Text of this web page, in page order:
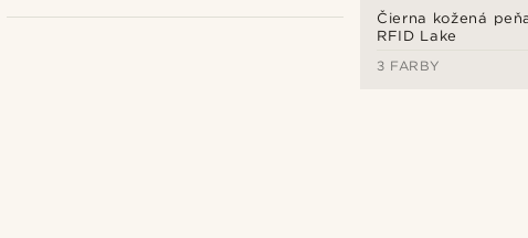
Čierna kožená
RFID Lake
3 FARBY